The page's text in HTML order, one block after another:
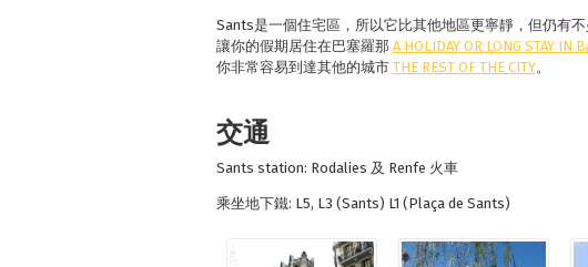
Sants是一個住宅區，所以它比其他地區更寧靜，但仍有
讓你的假期居住在巴塞羅那 A HOLIDAY OR LONG STAY IN
你非常容易到達其他的城市 THE REST OF THE CITY。
交通
Sants station: Rodalies 及 Renfe 火車
乘坐地下鐵: L5, L3 (Sants) L1 (Plaça de Sants)